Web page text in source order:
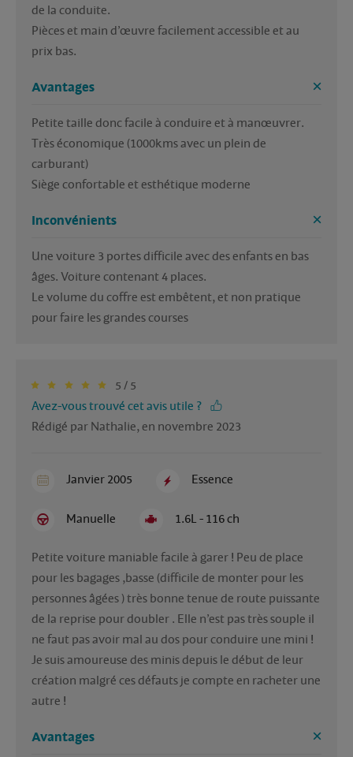
de la conduite.
Pièces et main d’œuvre facilement accessible et au
prix bas.
Avantages
Petite taille donc facile à conduire et à manœuvrer.
Très économique (1000kms avec un plein de
carburant)
Siège confortable et esthétique moderne
Inconvénients
Une voiture 3 portes difficile avec des enfants en bas
âges. Voiture contenant 4 places.
Le volume du coffre est embêtent, et non pratique
pour faire les grandes courses
5 / 5
Avez-vous trouvé cet avis utile ?
Rédigé par Nathalie, en novembre 2023
Janvier 2005 Essence
Manuelle 1.6L - 116 ch
Petite voiture maniable facile à garer ! Peu de place
pour les bagages ,basse (difficile de monter pour les
personnes âgées ) très bonne tenue de route puissante
de la reprise pour doubler . Elle n’est pas très souple il
ne faut pas avoir mal au dos pour conduire une mini !
Je suis amoureuse des minis depuis le début de leur
création malgré ces défauts je compte en racheter une
autre !
Avantages